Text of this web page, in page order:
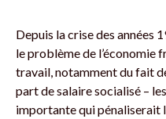
Depuis la crise des années
le problème de l’économie
travail, notamment du fait
part de salaire socialisé –
importante qui pénaliserait